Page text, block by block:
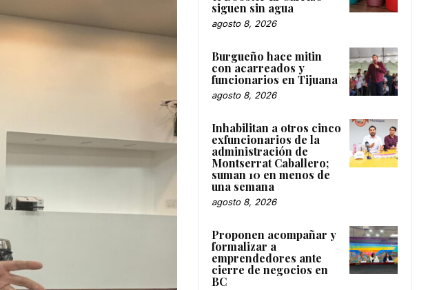
siguen sin agua
agosto 8, 2026
Burgueño hace mitin
con acarreados y
funcionarios en Tijuana
agosto 8, 2026
Inhabilitan a otros cinco
exfuncionarios de la
administración de
Montserrat Caballero;
suman 10 en menos de
una semana
agosto 8, 2026
Proponen acompañar y
formalizar a
emprendedores ante
cierre de negocios en
BC